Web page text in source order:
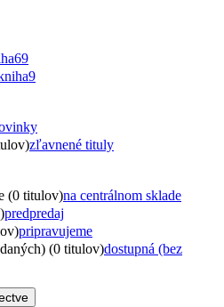
69
9
zľavnené tituly
(0 titulov)na centrálnom sklade
predpredaj
pripravujeme
(0 titulov)dostupná (bez